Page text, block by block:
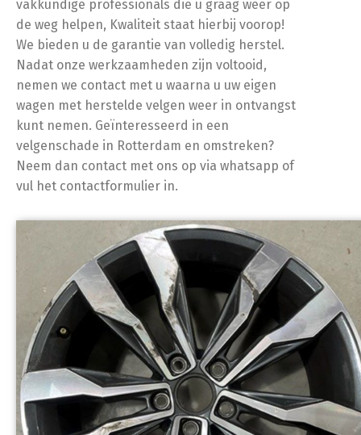
vakkundige professionals die u graag weer op
de weg helpen, Kwaliteit staat hierbij voorop!
We bieden u de garantie van volledig herstel.
Nadat onze werkzaamheden zijn voltooid,
nemen we contact met u waarna u uw eigen
wagen met herstelde velgen weer in ontvangst
kunt nemen. Geïnteresseerd in een
velgenschade in Rotterdam en omstreken?
Neem dan contact met ons op via whatsapp of
vul het contactformulier in.